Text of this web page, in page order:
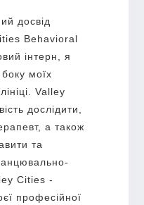
досвід
Behavioral
інтерн, я
моїх
Valley
дослідити,
а також
та
Cities -
професійної